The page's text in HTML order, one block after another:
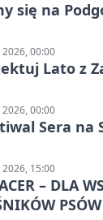
się na
00:00
Lato z
00:00
Sera na
15:00
– DLA